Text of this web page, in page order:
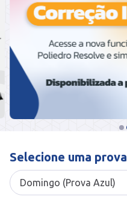
Selecione uma prova